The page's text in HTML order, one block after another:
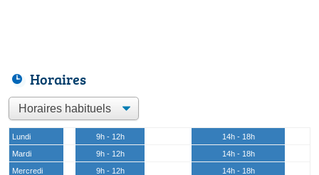
Horaires
Lundi 9h - 12h
14h - 18h
Mardi
9h - 12h
14h - 18h
Mercredi
9h - 12h
14h - 18h